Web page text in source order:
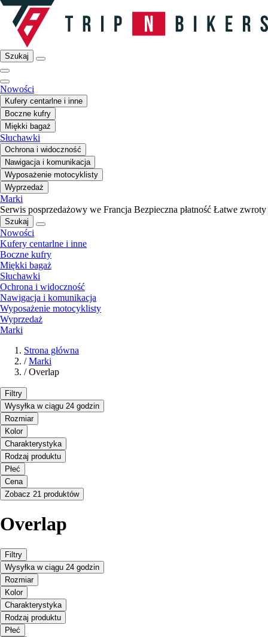
Szukaj
Nowości
Kufery centarlne i inne
Boczne kufry
Miękki bagaż
Słuchawki
Ochrona i widoczność
Nawigacja i komunikacja
Wyposażenie motocyklisty
Wyprzedaż
Marki
Serwis posprzedażowy we Francja Bezpieczna płatność Łatwe zwroty
Szukaj
Nowości
Kufery centarlne i inne
Boczne kufry
Miękki bagaż
Słuchawki
Ochrona i widoczność
Nawigacja i komunikacja
Wyposażenie motocyklisty
Wyprzedaż
Marki
Strona główna
/ Marki
/ Overlap
Filtry
Wysyłka w ciągu 24 godzin
Rozmiar
Kolor
Charakterystyka
Rodzaj produktu
Płeć
Cena
Zobacz 21 produktów
Overlap
Filtry
Wysyłka w ciągu 24 godzin
Rozmiar
Kolor
Charakterystyka
Rodzaj produktu
Płeć